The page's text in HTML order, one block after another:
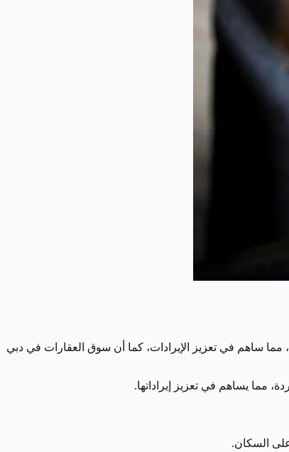
شرعت دبي في استراتيجية طموحة لتنويع اقتصادها، أصبحت السياحة أحد الركائز الأساسية، حيث استقطبت أكثر من 17 مليون زائر دولي في 2023، مما ساهم في تعزيز الإيرادات، كما أن سوق العقارات في دبي